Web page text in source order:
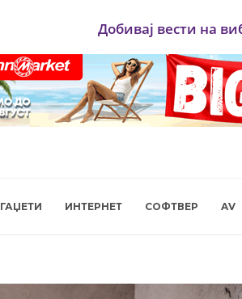
Добивај вести на
ГАЏЕТИ ИНТЕРНЕТ СОФТВЕР AV